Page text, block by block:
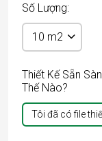
Số Lượng:
Thiết Kế Sẵn
Thế Nào?
Tôi đã có file